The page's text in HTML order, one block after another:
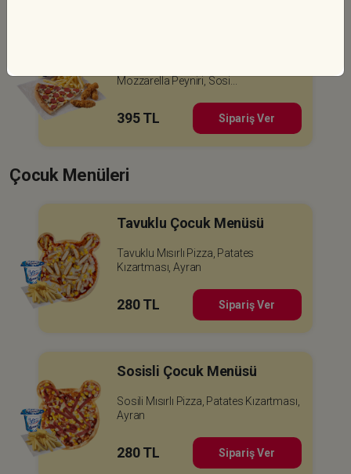
Mozzarella Peyniri, Sosi...
395 TL Sipariş Ver
Çocuk Menüleri
Tavuklu Çocuk Menüsü
Tavuklu Mısırlı Pizza, Patates
Kızartması, Ayran
280 TL Sipariş Ver
Sosisli Çocuk Menüsü
Sosili Mısırlı Pizza, Patates Kızartması,
Ayran
280 TL Sipariş Ver